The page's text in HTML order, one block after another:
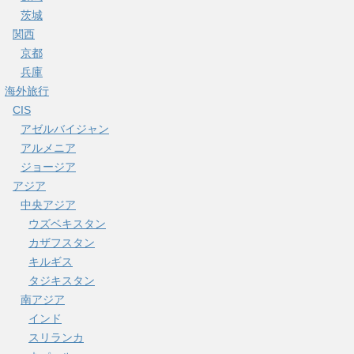
茨城
関西
京都
兵庫
海外旅行
CIS
アゼルバイジャン
アルメニア
ジョージア
アジア
中央アジア
ウズベキスタン
カザフスタン
キルギス
タジキスタン
南アジア
インド
スリランカ